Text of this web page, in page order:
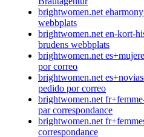
brightwomen.net
webbplats
brightwomen.net en-kort-
brudens webbplats
brightwomen.net
por correo
brightwomen.net
pedido por correo
brightwomen.net
par correspondance
brightwomen.net
correspondance